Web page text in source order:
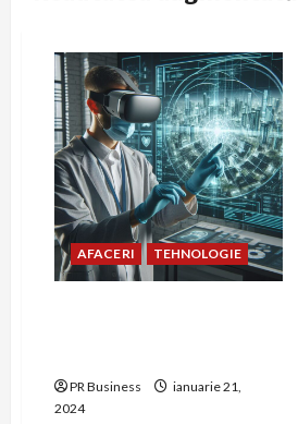
AFACERI TEHNOLOGIE
PR Business
ianuarie 21,
2024